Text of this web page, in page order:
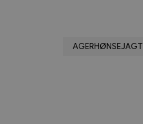
AGERHØNSEJAGT